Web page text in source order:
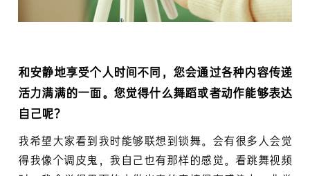
和安静地享受个人时间不同，您会通过各种内容传递
活力满满的一面。您觉得什么舞蹈或者动作能够表达
自己呢？
我希望大家看到我时能够联想到锁舞。会有很多人会觉
得我像个调皮鬼，我自己也有那样的感觉。看跳舞视频